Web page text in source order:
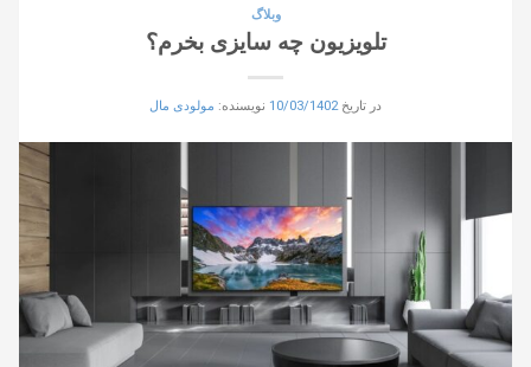
وبلاگ
تلویزیون چه سایزی بخرم؟
در تاریخ10/03/1402 نویسنده: مولودی مال